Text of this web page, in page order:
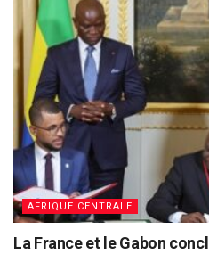
AFRIQUE CENTRALE
La France et le Gabon